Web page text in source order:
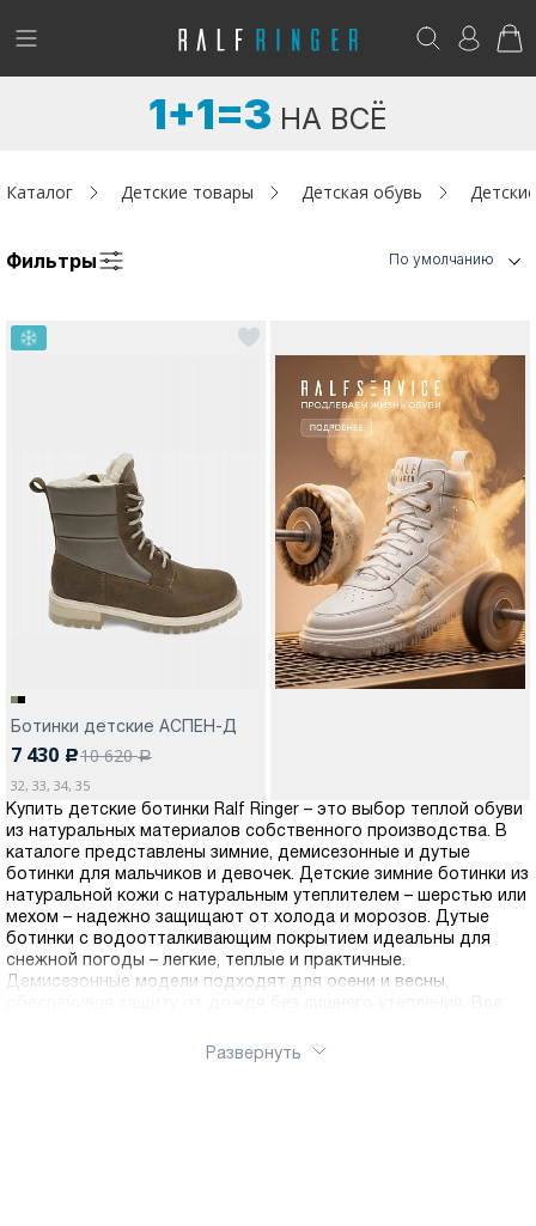
!
Женщинам
Акции / Новости
Адреса магазинов
Да, все верно
О компании
Покупателям
Возникли вопросы? - club@ralf.ru
1+1=3 НА ВСЁ
Каталог Детские товары Детская обувь
Фильтры По умолчанию
Ботинки детские АСПЕН-Д
7 430 c10 620a
32, 33, 34, 35
Купить детские ботинки Ralf Ringer – это выбор теплой обуви
из натуральных материалов собственного производства. В
каталоге представлены зимние, демисезонные и дутые
ботинки для мальчиков и девочек. Детские зимние ботинки из
натуральной кожи с натуральным утеплителем – шерстью или
мехом – надежно защищают от холода и морозов. Дутые
ботинки с водоотталкивающим покрытием идеальны для
снежной погоды – легкие, теплые и практичные.
Демисезонные модели подходят для осени и весны,
протектором для безопасности на льду и мокром асфальте.
Развернуть